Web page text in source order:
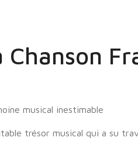
Chanson
musical inestimable
trésor musical qui a su